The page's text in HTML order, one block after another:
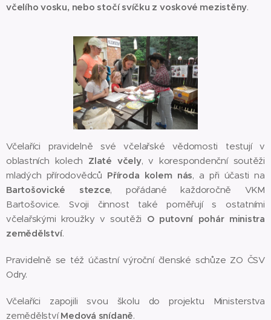
včelího vosku, nebo stočí svíčku z voskové mezistěny.
Včelaříci pravidelně své včelařské vědomosti testují v
oblastních kolech Zlaté včely, v korespondenční soutěži
mladých přírodovědců Příroda kolem nás, a při účasti na
Bartošovické stezce, pořádané každoročně VKM
Bartošovice. Svoji činnost také poměřují s ostatními
včelařskými kroužky v soutěži O putovní pohár ministra
zemědělství.
Pravidelně se též účastní výroční členské schůze ZO ČSV
Odry.
Včelaříci zapojili svou školu do projektu Ministerstva
zemědělstvíMedová snídaně.